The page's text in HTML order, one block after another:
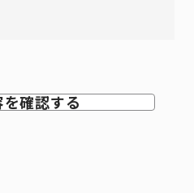
確認する